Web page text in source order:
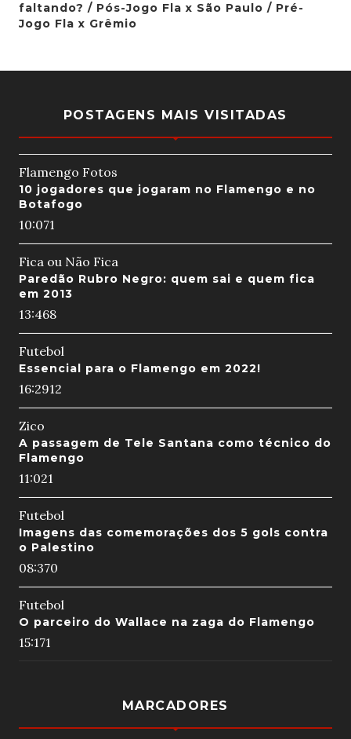
faltando? / Pós-Jogo Fla x São Paulo / Pré-
Jogo Fla x Grêmio
POSTAGENS MAIS VISITADAS
Flamengo Fotos
10 jogadores que jogaram no Flamengo e no
Botafogo
10:071
Fica ou Não Fica
Paredão Rubro Negro: quem sai e quem fica
em 2013
13:468
Futebol
Essencial para o Flamengo em 2022!
16:2912
Zico
A passagem de Tele Santana como técnico do
Flamengo
11:021
Futebol
Imagens das comemorações dos 5 gols contra
o Palestino
08:370
Futebol
O parceiro do Wallace na zaga do Flamengo
15:171
MARCADORES